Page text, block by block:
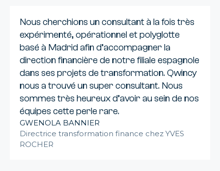
Nous cherchions un consultant à la fois très
expérimenté, opérationnel et polyglotte
basé à Madrid afin d’accompagner la
direction financière de notre filiale espagnole
dans ses projets de transformation. Qwincy
nous a trouvé un super consultant. Nous
sommes très heureux d’avoir au sein de nos
équipes cette perle rare.
GWENOLA BANNIER
Directrice transformation finance chez YVES
ROCHER